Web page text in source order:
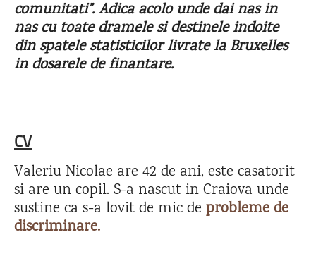
comunitati”. Adica acolo unde dai nas in
nas cu toate dramele si destinele indoite
din spatele statisticilor livrate la Bruxelles
in dosarele de finantare.
CV
Valeriu Nicolae are 42 de ani, este casatorit
si are un copil. S-a nascut in Craiova unde
sustine ca s-a lovit de mic de probleme de
discriminare.